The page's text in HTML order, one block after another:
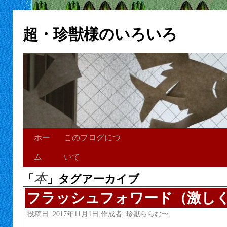
超・珍獣様のいろいろ
ホー
ム
このブログにつ
いて
「 本」タグアーカイブ
フラッシュフォワード（激し
投稿日: 2017年11月1日 作成者: 珍獣ららむ〜